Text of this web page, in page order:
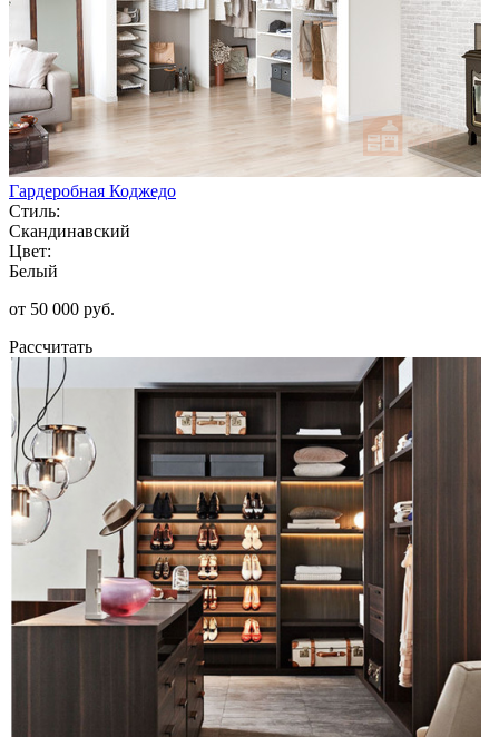
Гардеробная Коджедо
Стиль:
Скандинавский
Цвет:
Белый
от 50 000 руб.
Рассчитать